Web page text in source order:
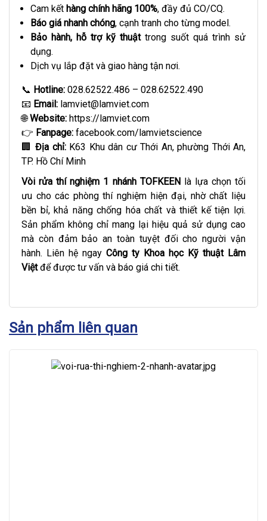
Cam kết hàng chính hãng 100%, đầy đủ CO/CQ.
Báo giá nhanh chóng, cạnh tranh cho từng model.
Bảo hành, hỗ trợ kỹ thuậttrong suốt quá trình sử
dụng.
Dịch vụ lắp đặt và giao hàng tận nơi.
📞 Hotline: 028.62522.486 – 028.62522.490
📧 Email: lamviet@lamviet.com
🌐Website: https://lamviet.com
👉 Fanpage: facebook.com/lamvietscience
🏢 Địa chỉ:K63 Khu dân cư Thới An, phường Thới An,
TP. Hồ Chí Minh
Vòi rửa thí nghiệm 1 nhánh TOFKEENlà lựa chọn tối
ưu cho các phòng thí nghiệm hiện đại, nhờ chất liệu
bền bỉ, khả năng chống hóa chất và thiết kế tiện lợi.
Sản phẩm không chỉ mang lại hiệu quả sử dụng cao
mà còn đảm bảo an toàn tuyệt đối cho người vận
hành. Liên hệ ngay Công ty Khoa học Kỹ thuật Lâm
Việtđể được tư vấn và báo giá chi tiết.